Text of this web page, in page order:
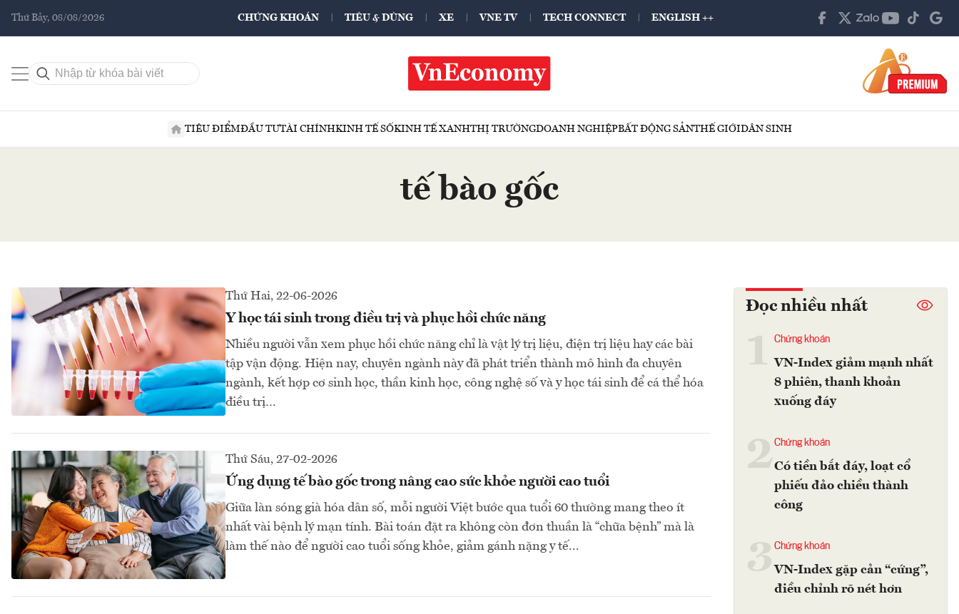
Thứ Bảy, 08/08/2026 CHỨNG KHOÁN TIÊU & DÙNG XE VNE TV TECH CONNECT ENGLISH ++
TIÊU ĐIỂMĐẦU TƯTÀI CHÍNHKINH TẾ SỐKINH TẾ XANHTHỊ TRƯỜNGDOANH NGHIỆPBẤT ĐỘNG SẢNTHẾ GIỚIDÂN SINH
tế bào gốc
Thứ Hai, 22-06-2026
Y học tái sinh trong điều trị và phục hồi chức năng
Nhiều người vẫn xem phục hồi chức năng chỉ là vật lý trị liệu, điện trị liệu hay các bài
tập vận động. Hiện nay, chuyên ngành này đã phát triển thành mô hình đa chuyên
ngành, kết hợp cơ sinh học, thần kinh học, công nghệ số và y học tái sinh để cá thể hóa
điều trị…
Thứ Sáu, 27-02-2026
Ứng dụng tế bào gốc trong nâng cao sức khỏe người cao tuổi
Giữa làn sóng già hóa dân số, mỗi người Việt bước qua tuổi 60 thường mang theo ít
nhất vài bệnh lý mạn tính. Bài toán đặt ra không còn đơn thuần là “chữa bệnh” mà là
làm thế nào để người cao tuổi sống khỏe, giảm gánh nặng y tế...
Đọc nhiều nhất
Chứng khoán
VN-Index giảm mạnh nhất
8 phiên, thanh khoản
xuống đáy
2Chứng khoán
Có tiền bắt đáy, loạt cổ
phiếu đảo chiều thành
công
Chứng khoán
VN-Index gặp cản “cứng”,
điều chỉnh rõ nét hơn